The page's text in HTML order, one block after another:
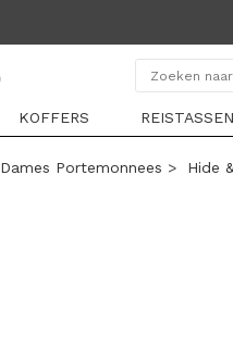
KOFFERS REISTASSEN
Dames Portemonnees > Hide